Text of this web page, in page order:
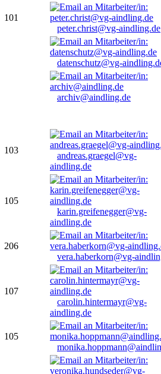
101
peter.christ@vg-aindling.de
datenschutz@vg-
archiv@aindling.de
103
andreas.graegel@vg-
aindling.de
105
karin.greifenegger@vg-
aindling.de
206
vera.haberkorn@vg-
107
carolin.hintermayr@vg-
aindling.de
105